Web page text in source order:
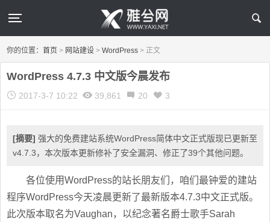
你的位置：首页 > 网站建设 > WordPress > 正文
WordPress 4.7.3 中文版今晨发布
2017-3-7 10:22 39,861 20 3
[摘要] 强大的免费建站系统WordPress简体中文正式版现已更新至
v4.7.3，本次版本更新修补了安全漏洞、修正了39个其他问题。
各位使用WordPress的站长朋友们，咱们最钟爱的建站
程序WordPress今天凌晨更新了最新版本4.7.3中文正式版。
此次版本取名为Vaughan，以纪念著名爵士歌手Sarah